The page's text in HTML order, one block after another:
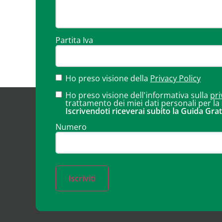
Partita Iva
Ho preso visione della Privacy Policy
Ho preso visione dell'informativa sulla
trattamento dei miei dati personali per la
Iscrivendoti riceverai subito la Guida
Numero
Iscriviti